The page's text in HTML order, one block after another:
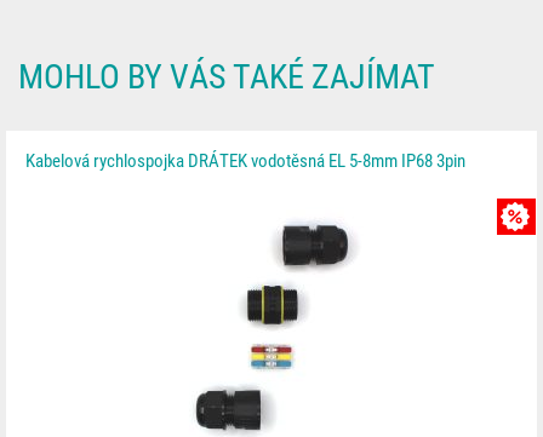
MOHLO BY VÁS TAKÉ ZAJÍMAT
Kabelová rychlospojka DRÁTEK vodotěsná EL 5-8mm IP68 3pin